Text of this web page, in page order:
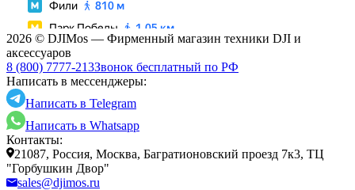
2026 © DJIMos — Фирменный магазин техники DJI и
аксессуаров
8 (800) 7777-213Звонок бесплатный по РФ
Написать в мессенджеры:
Написать в Telegram
Написать в Whatsapp
Контакты:
21087, Россия, Москва, Багратионовский проезд 7к3, ТЦ
"Горбушкин Двор"
sales@djimos.ru